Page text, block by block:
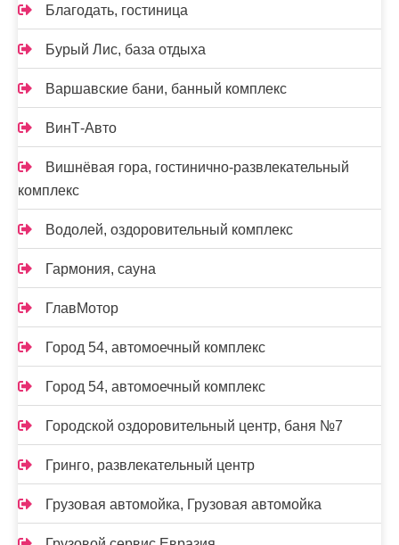
Благодать, гостиница
Бурый Лис, база отдыха
Варшавские бани, банный комплекс
ВинТ-Авто
Вишнёвая гора, гостинично-развлекательный
комплекс
Водолей, оздоровительный комплекс
Гармония, сауна
ГлавМотор
Город 54, автомоечный комплекс
Город 54, автомоечный комплекс
Городской оздоровительный центр, баня №7
Гринго, развлекательный центр
Грузовая автомойка, Грузовая автомойка